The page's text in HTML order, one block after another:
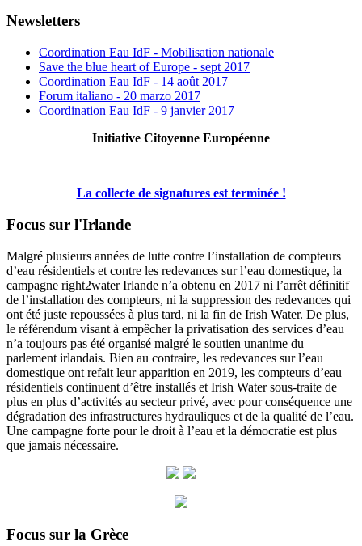
Newsletters
Coordination Eau IdF - Mobilisation nationale
Save the blue heart of Europe - sept 2017
Coordination Eau IdF - 14 août 2017
Forum italiano - 20 marzo 2017
Coordination Eau IdF - 9 janvier 2017
Initiative Citoyenne Européenne
La collecte de signatures est terminée !
Focus sur l'Irlande
Malgré plusieurs années de lutte contre l’installation de compteurs
d’eau résidentiels et contre les redevances sur l’eau domestique, la
campagne right2water Irlande n’a obtenu en 2017 ni l’arrêt définitif
de l’installation des compteurs, ni la suppression des redevances qui
ont été juste repoussées à plus tard, ni la fin de Irish Water. De plus,
le référendum visant à empêcher la privatisation des services d’eau
n’a toujours pas été organisé malgré le soutien unanime du
parlement irlandais. Bien au contraire, les redevances sur l’eau
domestique ont refait leur apparition en 2019, les compteurs d’eau
résidentiels continuent d’être installés et Irish Water sous-traite de
plus en plus d’activités au secteur privé, avec pour conséquence une
dégradation des infrastructures hydrauliques et de la qualité de l’eau.
Une campagne forte pour le droit à l’eau et la démocratie est plus
que jamais nécessaire.
Focus sur la Grèce